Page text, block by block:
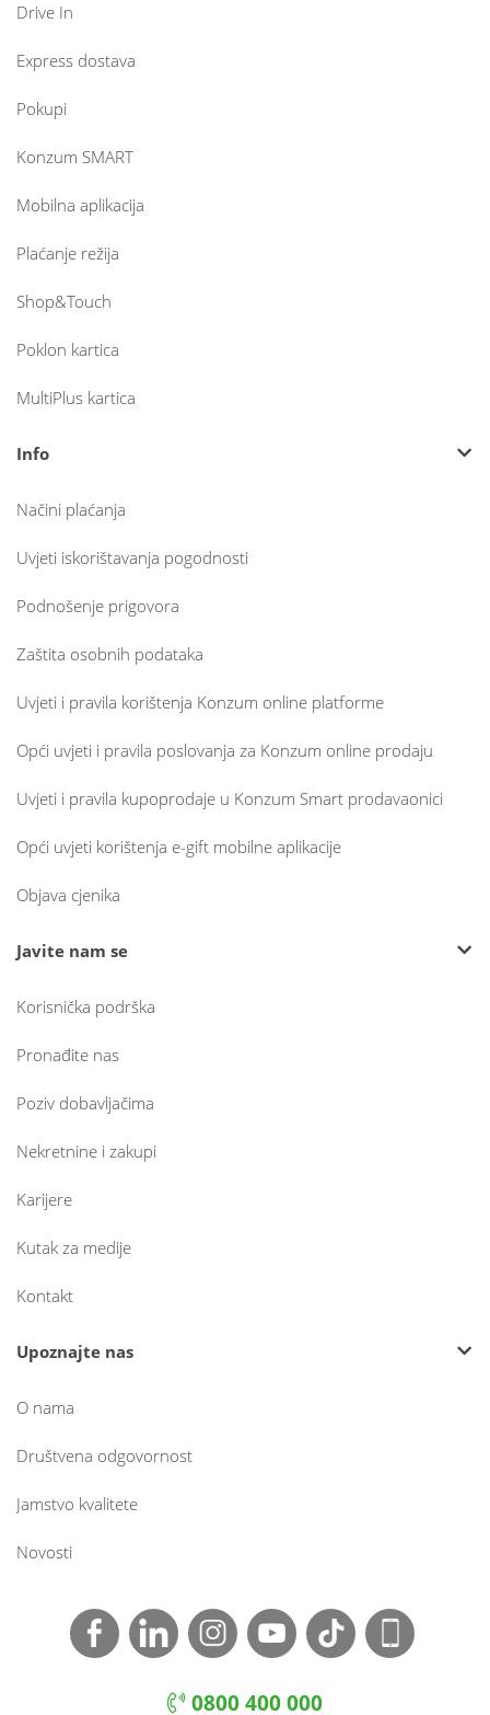
Drive In
Express dostava
Pokupi
Konzum SMART
Mobilna aplikacija
Plaćanje režija
Shop&Touch
Poklon kartica
MultiPlus kartica
Info
Načini plaćanja
Uvjeti iskorištavanja pogodnosti
Podnošenje prigovora
Zaštita osobnih podataka
Uvjeti i pravila korištenja Konzum online platforme
Opći uvjeti i pravila poslovanja za Konzum online prodaju
Uvjeti i pravila kupoprodaje u Konzum Smart prodavaonici
Opći uvjeti korištenja e-gift mobilne aplikacije
Objava cjenika
Javite nam se
Korisnička podrška
Pronađite nas
Poziv dobavljačima
Nekretnine i zakupi
Karijere
Kutak za medije
Kontakt
Upoznajte nas
O nama
Društvena odgovornost
Jamstvo kvalitete
Novosti
0800 400 000